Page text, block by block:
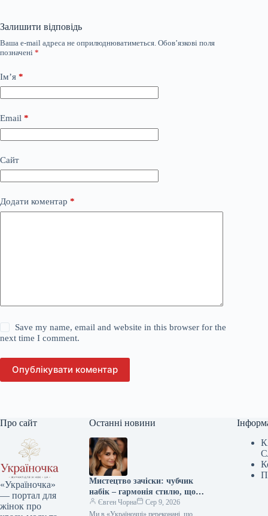
Залишити відповідь
Ваша e-mail адреса не оприлюднюватиметься. Обов’язкові поля
позначені *
Ім’я *
Email *
Сайт
Додати коментар *
Save my name, email and website in this browser for the
next time I comment.
Опублікувати коментар
Про сайт
«Україночка»
— портал для
жінок про
Останні новини
Мистецтво зачіски: чубчик
набік – гармонія стилю, що
надихає міленіалів та дивує
зумерів
Євген Чорна
Сер 9, 2026
Ми в «Україночці» переконані, що